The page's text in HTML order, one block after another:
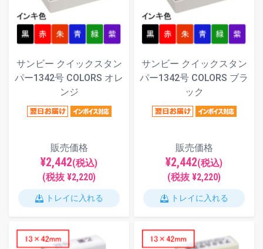
サンビー クイックスタン
パー1342号 COLORS オレ
ンジ
販売価格
¥2,442(税込)
(税抜 ¥2,220)
トレイに入れる
サンビー クイックスタン
パー1342号 COLORS ブラ
ック
販売価格
¥2,442(税込)
(税抜 ¥2,220)
トレイに入れる